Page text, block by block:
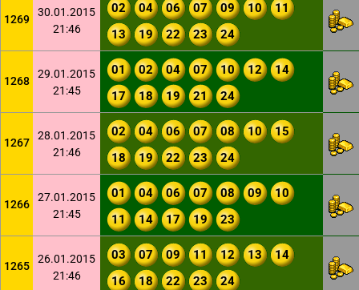
1269
30.01.2015
21:46
02 04 06 07 09 10
11
13
19 22 23 24
1268
29.01.2015
21:45
01 02 04 07 10 12
14
17
18 19 21 24
1267
28.01.2015
21:46
02 04 06 07 08 10
15
18
19 22 23 24
1266
27.01.2015
21:45
01 04 06 07 08 09
10
11
14 17 19 23
1265
26.01.2015
21:46
03 07 09 11 12 13
14
16
18 22 23 24